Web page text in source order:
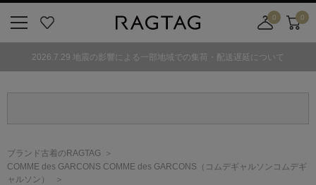
気
0
舗
カ
0
2026.7.29 地震の影響による一部地域での集荷・配送遅延について
ブランド古着のRAGTAG
COMME des GARCONS COMME des GARCONS （コムデギャルソンコムデギ
ャルソン）